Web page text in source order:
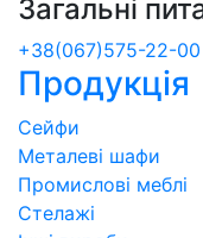
Загальні
+38(067)575-22-00
Продукція
Сейфи
Металеві шафи
Промислові меблі
Стелажі